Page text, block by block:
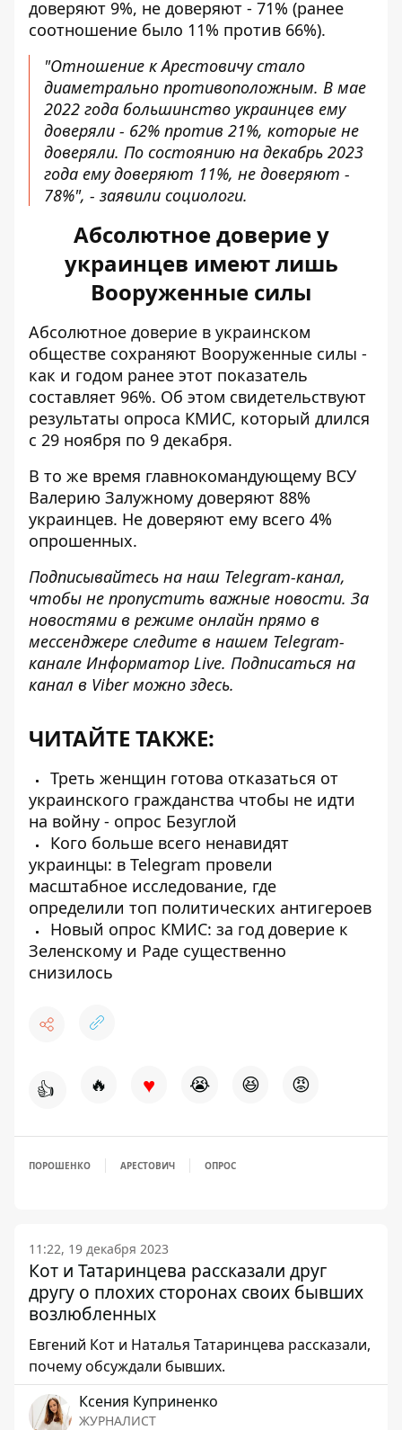
доверяют 9%, не доверяют - 71% (ранее
соотношение было 11% против 66%).
"Отношение к Арестовичу стало
диаметрально противоположным. В мае
2022 года большинство украинцев ему
доверяли - 62% против 21%, которые не
доверяли. По состоянию на декабрь 2023
года ему доверяют 11%, не доверяют -
78%", - заявили социологи.
Абсолютное доверие у
украинцев имеют лишь
Вооруженные силы
Абсолютное доверие в украинском
обществе сохраняют Вооруженные силы -
как и годом ранее этот показатель
составляет 96%. Об этом свидетельствуют
результаты опроса КМИС, который длился
с 29 ноября по 9 декабря.
В то же время главнокомандующему ВСУ
Валерию Залужному доверяют 88%
украинцев. Не доверяют ему всего 4%
опрошенных.
Подписывайтесь на наш Telegram-канал,
чтобы не пропустить важные новости. За
новостями в режиме онлайн прямо в
мессенджере следите в нашем Telegram-
канале Информатор Live. Подписаться на
канал в Viber можно здесь.
ЧИТАЙТЕ ТАКЖЕ:
Треть женщин готова отказаться от
украинского гражданства чтобы не идти
на войну - опрос Безуглой
Кого больше всего ненавидят
украинцы: в Telegram провели
масштабное исследование, где
определили топ политических антигероев
Новый опрос КМИС: за год доверие к
Зеленскому и Раде существенно
снизилось
👍 🔥 ♥ 😭 😆 😡
ПОРОШЕНКО АРЕСТОВИЧ ОПРОС
11:22, 19 декабря 2023
Кот и Татаринцева рассказали друг
другу о плохих сторонах своих бывших
возлюбленных
Евгений Кот и Наталья Татаринцева рассказали,
почему обсуждали бывших.
Ксения Куприненко
ЖУРНАЛИСТ